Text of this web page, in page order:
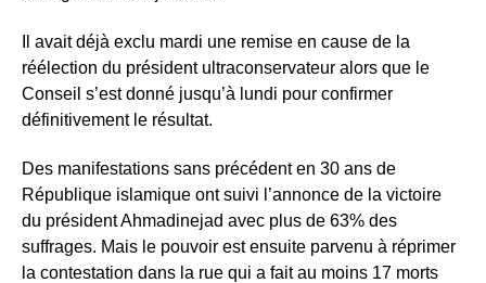
Il avait déjà exclu mardi une remise en cause de la
réélection du président ultraconservateur alors que le
Conseil s’est donné jusqu’à lundi pour confirmer
définitivement le résultat.
Des manifestations sans précédent en 30 ans de
République islamique ont suivi l’annonce de la victoire
du président Ahmadinejad avec plus de 63% des
suffrages. Mais le pouvoir est ensuite parvenu à réprimer
la contestation dans la rue qui a fait au moins 17 morts